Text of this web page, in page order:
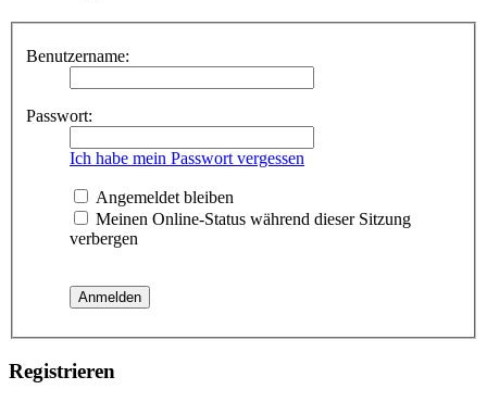
Benutzername:
Passwort:
Ich habe mein Passwort vergessen
Angemeldet bleiben
Meinen Online-Status während dieser Sitzung
verbergen
Registrieren